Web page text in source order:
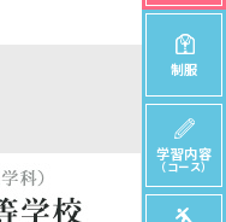
制服
学習内容
（コース）